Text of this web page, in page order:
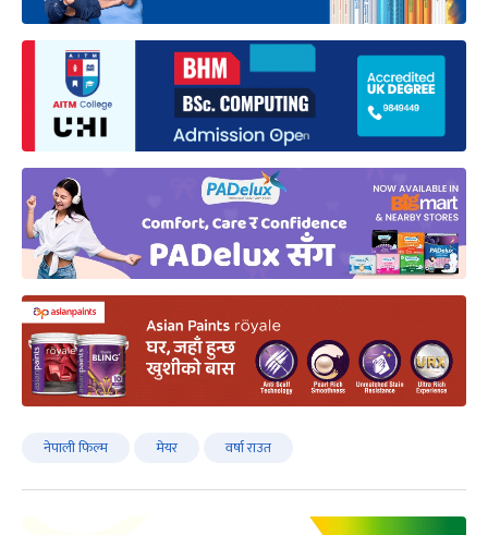
नेपाली फिल्म मेयर वर्षा राउत